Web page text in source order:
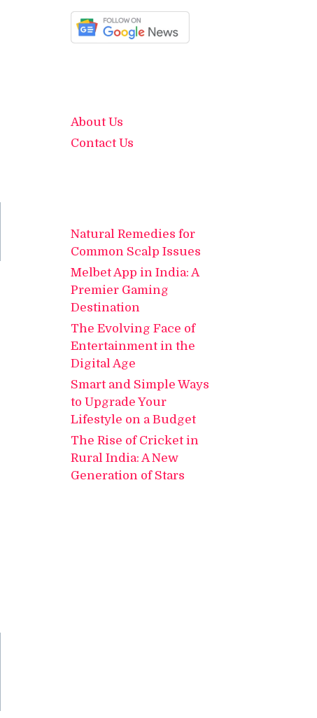
About Us
Contact Us
Natural Remedies for
Common Scalp Issues
Melbet App in India: A
Premier Gaming
Destination
The Evolving Face of
Entertainment in the
Digital Age
Smart and Simple Ways
to Upgrade Your
Lifestyle on a Budget
The Rise of Cricket in
Rural India: A New
Generation of Stars